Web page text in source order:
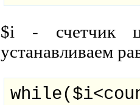
$i - счетчик
устанавливаем